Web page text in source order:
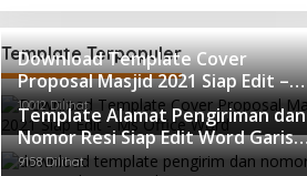
Template Terpopuler
Download Template Cover
Proposal Masjid 2021 Siap Edit –
Ms Office Word
10012 Dilihat
Template Alamat Pengiriman dan
Nomor Resi Siap Edit Word Garis
Orange
9158 Dilihat